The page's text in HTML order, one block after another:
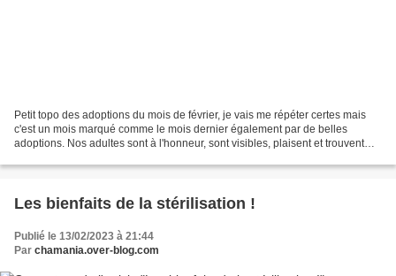
Petit topo des adoptions du mois de février, je vais me répéter certes mais
c'est un mois marqué comme le mois dernier également par de belles
adoptions. Nos adultes sont à l'honneur, sont visibles, plaisent et trouvent
Les bienfaits de la stérilisation !
Publié le 13/02/2023 à 21:44
Par chamania.over-blog.com